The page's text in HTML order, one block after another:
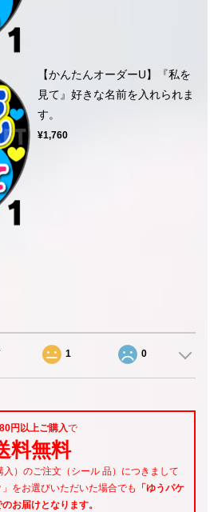
【かんたんオーダーU】『私を
見て』好きな名前を入れられま
す。
¥1,760
1 0
円以上ご購入で
料無料
）のご注文（シール 品）につきまして
をお選びいただいた場合でも
「ゆうパケ
お届けとなります。